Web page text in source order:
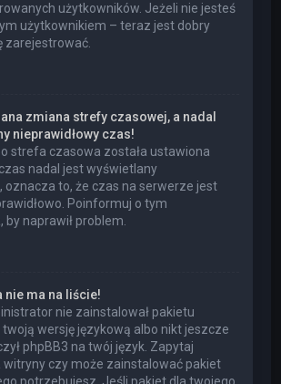
użytkowników. Jeżeli nie jesteś
użytkownikiem – teraz jest dobry
zarejestrować.
zmiana strefy czasowej, a nadal
nieprawidłowy czas!
strefa czasowa została ustawiona
nadal jest wyświetlany
oznacza to, że czas na serwerze jest
Poinformuj o tym
naprawił problem.
nie ma na liście!
nie zainstalował pakietu
wersję językową albo nikt jeszcze
phpBB3 na twój język. Zapytaj
czy może zainstalować pakiet